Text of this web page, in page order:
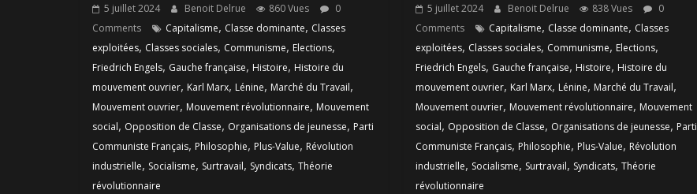
5 juillet 2024 Benoit Delrue 860 Vues
0
Comments
Capitalisme, Classe dominante, Classes
exploitées, Classes sociales, Communisme, Elections,
Friedrich Engels, Gauche française, Histoire, Histoire du
mouvement ouvrier, Karl Marx, Lénine, Marché du Travail,
Mouvement ouvrier, Mouvement révolutionnaire, Mouvement
social, Opposition de Classe, Organisations de jeunesse, Parti
Communiste Français, Philosophie, Plus-Value, Révolution
industrielle, Socialisme, Surtravail, Syndicats, Théorie
révolutionnaire
5 juillet 2024 Benoit Delrue 838 Vues
0
Comments
Capitalisme, Classe dominante, Classes
exploitées, Classes sociales, Communisme, Elections,
Friedrich Engels, Gauche française, Histoire, Histoire du
mouvement ouvrier, Karl Marx, Lénine, Marché du Travail,
Mouvement ouvrier, Mouvement révolutionnaire, Mouvement
social, Opposition de Classe, Organisations de jeunesse, Parti
Communiste Français, Philosophie, Plus-Value, Révolution
industrielle, Socialisme, Surtravail, Syndicats,Théorie
révolutionnaire